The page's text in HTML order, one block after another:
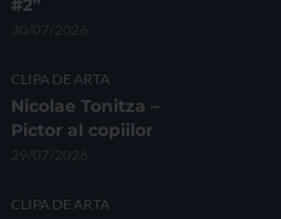
#2”
30/07/2026
CLIPA DE ARTA
Nicolae Tonitza –
Pictor al copiilor
29/07/2026
CLIPA DE ARTA